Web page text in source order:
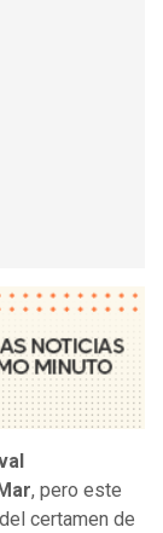
, pero este
certamen de